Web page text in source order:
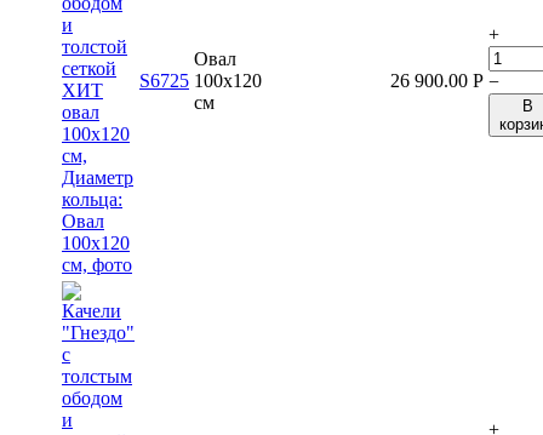
S6725
Овал
100x120
см
26 900.00 Р
+
−
В
+